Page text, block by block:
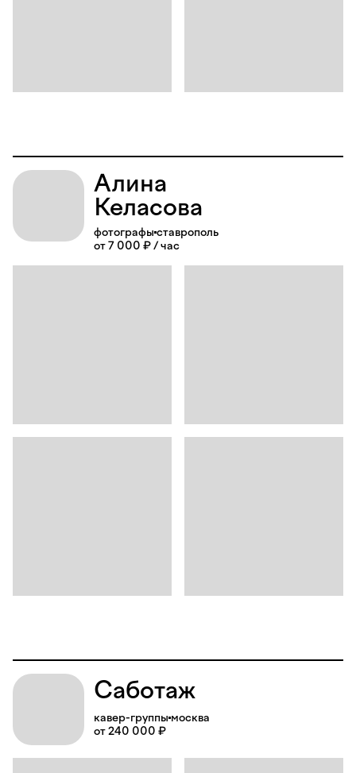
Алина
Келасова
фотографы ставрополь
от 7 000 ₽ / час
Саботаж
кавер-группы москва
от 240 000 ₽